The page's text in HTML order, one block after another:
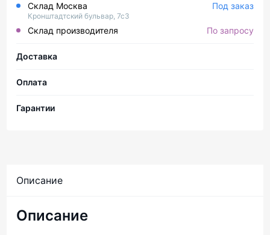
Склад Москва Под заказ
Кронштадтский бульвар, 7с3
Склад производителя По запросу
Доставка
Оплата
Гарантии
Описание
Описание